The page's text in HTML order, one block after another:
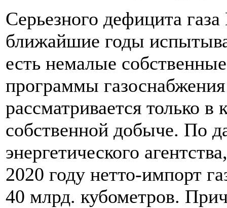
Серьезного дефицита
ближайшие годы
есть немалые
программы
рассматривается только в
собственной добыче. По
энергетического
2020 году нетто-импорт
40 млрд. кубометров.